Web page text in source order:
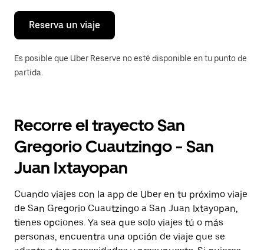
Reserva un viaje
Es posible que Uber Reserve no esté disponible en tu punto de
partida.
Recorre el trayecto San
Gregorio Cuautzingo - San
Juan Ixtayopan
Cuando viajes con la app de Uber en tu próximo viaje
de San Gregorio Cuautzingo a San Juan Ixtayopan,
tienes opciones. Ya sea que solo viajes tú o más
personas, encuentra una opción de viaje que se